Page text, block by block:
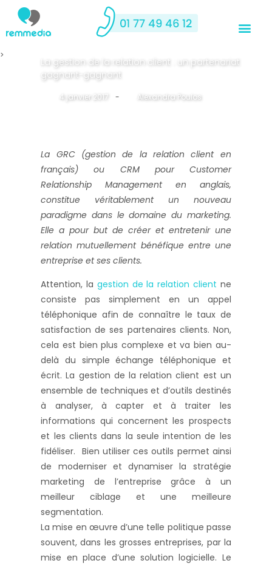
>
La gestion de la relation client : un partenariat
gagnant-gagnant
4 janvier 2017 - Alexandra Poulos
La GRC (gestion de la relation client en
français) ou CRM pour Customer
Relationship Management en anglais,
constitue véritablement un nouveau
paradigme dans le domaine du marketing.
Elle a pour but de créer et entretenir une
relation mutuellement bénéfique entre une
entreprise et ses clients.
Attention, la gestion de la relation client ne
consiste pas simplement en un appel
téléphonique afin de connaître le taux de
satisfaction de ses partenaires clients. Non,
cela est bien plus complexe et va bien au-
delà du simple échange téléphonique et
écrit. La gestion de la relation client est un
ensemble de techniques et d’outils destinés
à analyser, à capter et à traiter les
informations qui concernent les prospects
et les clients dans la seule intention de les
fidéliser. Bien utiliser ces outils permet ainsi
de moderniser et dynamiser la stratégie
marketing de l’entreprise grâce à un
meilleur ciblage et une meilleure
segmentation.
La mise en œuvre d’une telle politique passe
souvent, dans les grosses entreprises, par la
mise en place d’une solution logicielle. Le